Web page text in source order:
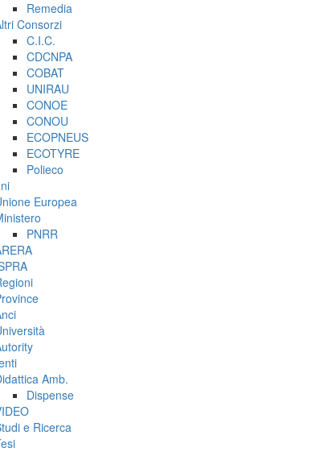
Remedia
Consorzi
C.I.C.
CDCNPA
COBAT
UNIRAU
CONOE
CONOU
ECOPNEUS
ECOTYRE
Polieco
Europea
PNRR
Amb.
Dispense
e Ricerca